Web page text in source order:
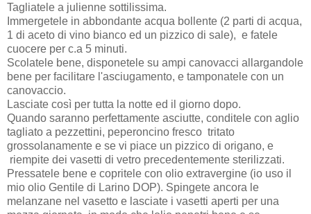
Tagliatele a julienne sottilissima.
Immergetele in abbondante acqua bollente (2 parti di acqua,
1 di aceto di vino bianco ed un pizzico di sale), e fatele
cuocere per c.a 5 minuti.
Scolatele bene, disponetele su ampi canovacci allargandole
bene per facilitare l'asciugamento, e tamponatele con un
canovaccio.
Lasciate così per tutta la notte ed il giorno dopo.
Quando saranno perfettamente asciutte, conditele con aglio
tagliato a pezzettini, peperoncino fresco tritato
grossolanamente e se vi piace un pizzico di origano, e
riempite dei vasetti di vetro precedentemente sterilizzati.
Pressatele bene e copritele con olio extravergine (io uso il
mio olio Gentile di Larino DOP). Spingete ancora le
melanzane nel vasetto e lasciate i vasetti aperti per una